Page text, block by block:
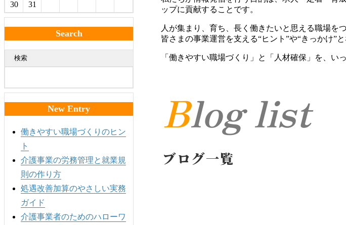
ップに貢献することです。
人が集まり、育ち、長く働きたいと思える職場を
皆さまの事業運営を支える“ヒント”や“きっかけ”と
「働きやすい職場づくり」と「人材確保」を、い
Blog list
ブログ一覧
30
31
Search
検索
New Entry
働きやすい職場づくりのヒン
ト
介護事業の労務管理と就業規
則の作り方
処遇改善加算のやさしい実務
ガイド
介護事業者のためのハローワ